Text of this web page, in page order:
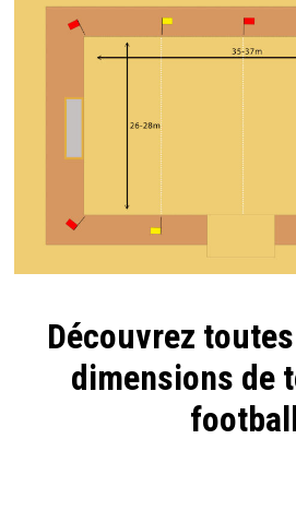
Découvrez
dimensions de